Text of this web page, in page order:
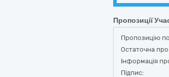
Пропозиції
Пропозицію
Остаточна
Інформація
Підпис: